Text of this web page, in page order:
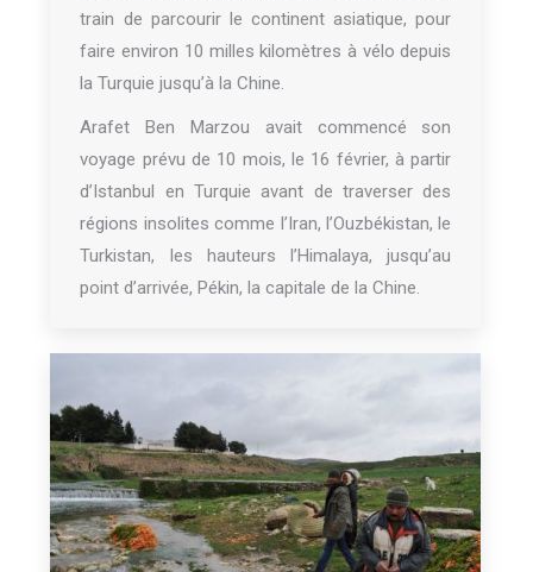
train de parcourir le continent asiatique, pour
faire environ 10 milles kilomètres à vélo depuis
la Turquie jusqu’à la Chine.
Arafet Ben Marzou avait commencé son
voyage prévu de 10 mois, le 16 février, à partir
d’Istanbul en Turquie avant de traverser des
régions insolites comme l’Iran, l’Ouzbékistan, le
Turkistan, les hauteurs l’Himalaya, jusqu’au
point d’arrivée, Pékin, la capitale de la Chine.